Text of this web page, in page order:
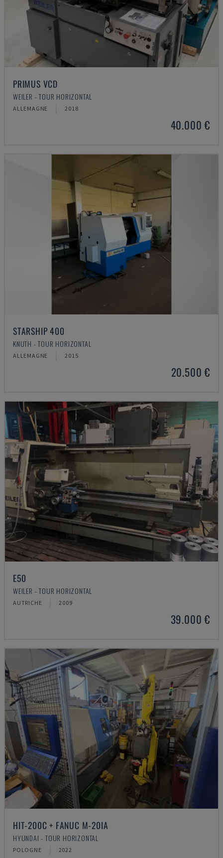
PRIMUS VCD
WEILER - TOUR HORIZONTAL
ALLEMAGNE 2018
40.000 €
STARSHIP 400
KNUTH - TOUR HORIZONTAL
ALLEMAGNE 2015
20.500 €
E50
WEILER - TOUR HORIZONTAL
AUTRICHE 2009
39.000 €
HIT-200C + FANUC M-20IA
HYUNDAI - TOUR HORIZONTAL
POLOGNE 2022